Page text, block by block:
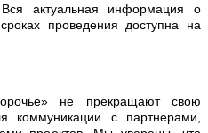
актуальная информация о
проведения доступна на
не прекращают свою
коммуникации с партнерами,